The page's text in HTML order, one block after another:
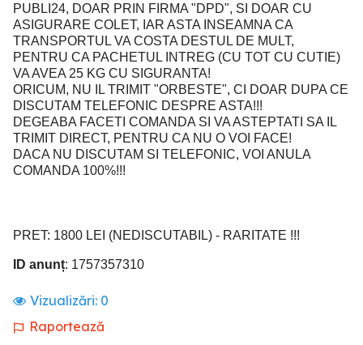
PUBLI24, DOAR PRIN FIRMA "DPD", SI DOAR CU
ASIGURARE COLET, IAR ASTA INSEAMNA CA
TRANSPORTUL VA COSTA DESTUL DE MULT,
PENTRU CA PACHETUL INTREG (CU TOT CU CUTIE)
VA AVEA 25 KG CU SIGURANTA!
ORICUM, NU IL TRIMIT "ORBESTE", CI DOAR DUPA CE
DISCUTAM TELEFONIC DESPRE ASTA!!!
DEGEABA FACETI COMANDA SI VA ASTEPTATI SA IL
TRIMIT DIRECT, PENTRU CA NU O VOI FACE!
DACA NU DISCUTAM SI TELEFONIC, VOI ANULA
COMANDA 100%!!!
PRET: 1800 LEI (NEDISCUTABIL) - RARITATE !!!
ID anunț: 1757357310
Vizualizări: 0
Raportează